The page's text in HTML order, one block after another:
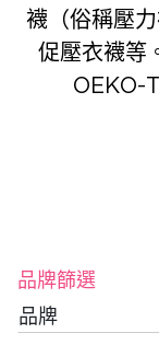
襪（俗稱壓
促壓衣襪等
OEKO-
品牌篩選
品牌